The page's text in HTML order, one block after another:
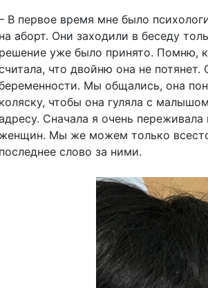
В первое время мне было
на аборт. Они заходили в беседу
решение уже было принято. Помню,
что двойню она не
Мы общались, она
коляску, чтобы она гуляла с
Сначала я очень
женщин. Мы же можем только
последнее слово за ними.